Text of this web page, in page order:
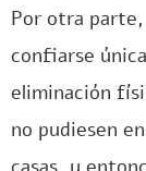
Por otra
confiarse
eliminación
no pudiesen